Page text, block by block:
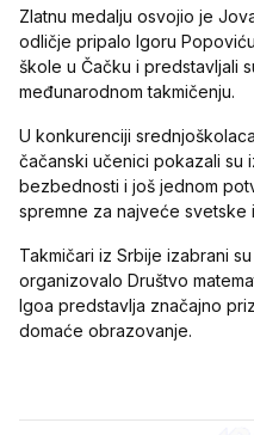
Zlatnu medalju osvojio je
odličje pripalo Igoru
škole u Čačku i predstavljali
međunarodnom takmičenju.
U konkurenciji
čačanski učenici pokazali su
bezbednosti i još jednom
spremne za najveće svetske
Takmičari iz Srbije izabrani
organizovalo Društvo
Igoa predstavlja značajno
domaće obrazovanje.